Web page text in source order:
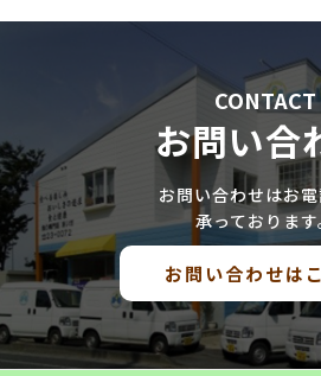
CONTACT
お問い合
お問い合わせはお
承っておりま
お問い合わせは